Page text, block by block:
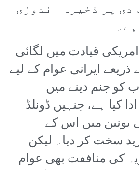
پر ذخیرہ اندوزی
قیادت میں لگائی
ذریعے ایرانی عوام کے لیے
کو جنم دینے میں
کیا ہے، جنہیں ڈونلڈ
یونین میں اس کے
سخت کر دیا۔ لیکن
کی منافقت بھی عوام